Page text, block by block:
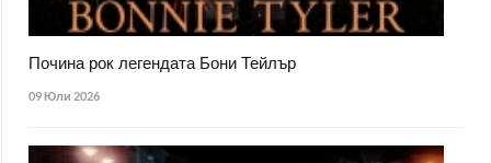
Почина рок легендата Бони Тейлър
09 Юли 2026